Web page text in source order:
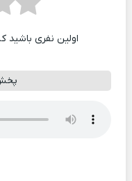
اولین نفری باشید